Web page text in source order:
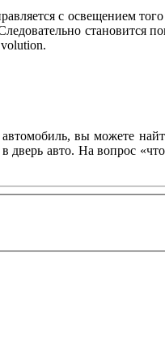
с освещением
становится
вы можете
авто. На вопрос